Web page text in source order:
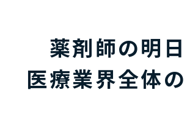
薬剤師の明日
医療業界全体